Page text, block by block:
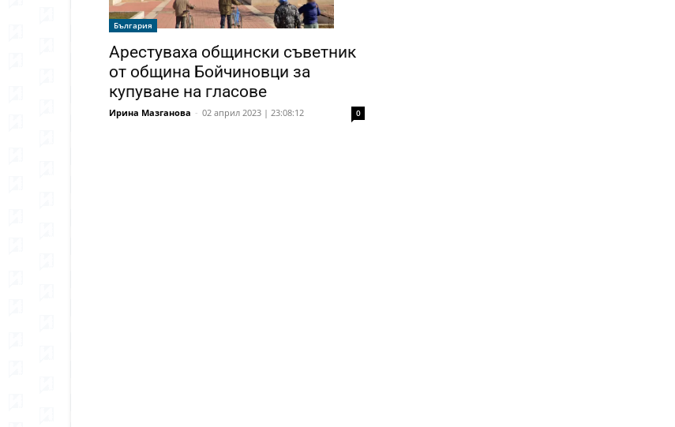
България
Арестуваха общински съветник
от община Бойчиновци за
купуване на гласове
Ирина Мазганова - 02 април 2023 | 23:08:12 0